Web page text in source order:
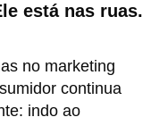
está nas ruas.
no marketing
continua
indo ao